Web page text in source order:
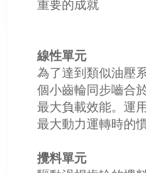
重要的成就
線性單元
為了達到類似油壓
個小齒輪同步嚙合
最大負載效能。運
最大動力運轉時的
攪料單元